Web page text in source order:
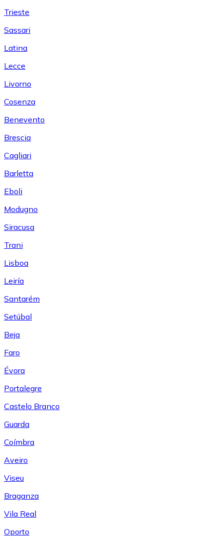
Trieste
Sassari
Latina
Lecce
Livorno
Cosenza
Benevento
Brescia
Cagliari
Barletta
Eboli
Modugno
Siracusa
Trani
Lisboa
Leiría
Santarém
Setúbal
Beja
Faro
Évora
Portalegre
Castelo Branco
Guarda
Coímbra
Aveiro
Viseu
Braganza
Vila Real
Oporto